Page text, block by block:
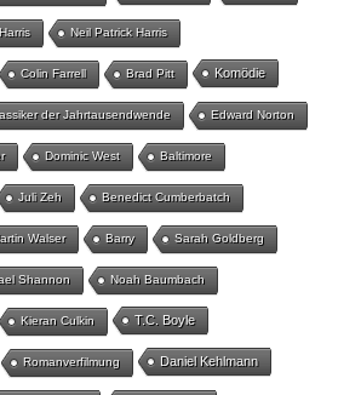
Neil Patrick Harris
Colin Farrell Brad Pitt Komödie
der Jahrtausendwende Edward Norton
Dominic West Baltimore
Juli Zeh Benedict Cumberbatch
Walser Barry Sarah Goldberg
Shannon Noah Baumbach
Kieran Culkin T.C. Boyle
Romanverfilmung Daniel Kehlmann